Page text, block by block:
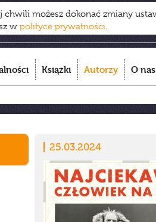
chwili możesz dokonać zmiany
w polityce prywatności.
Książki Autorzy O nas
25.03.2024